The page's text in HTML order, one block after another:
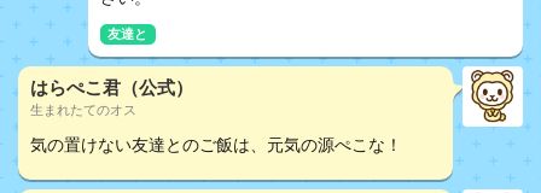
友達と
はらぺこ君（公式）
生まれたてのオス
気の置けない友達とのご飯は、元気の源ぺこな！